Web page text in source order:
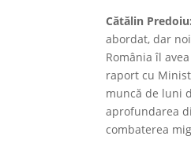
Cătălin Predoiu:
abordat, dar
România îl
raport cu
muncă de luni
aprofundarea
combaterea